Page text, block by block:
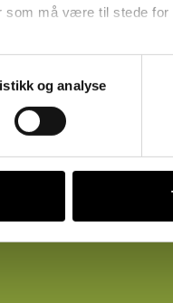
må være til stede for
og analyse